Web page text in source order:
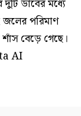
ডাবের মধ্যে
জলের পরিমাণ
বেড়ে গেছে।
AI